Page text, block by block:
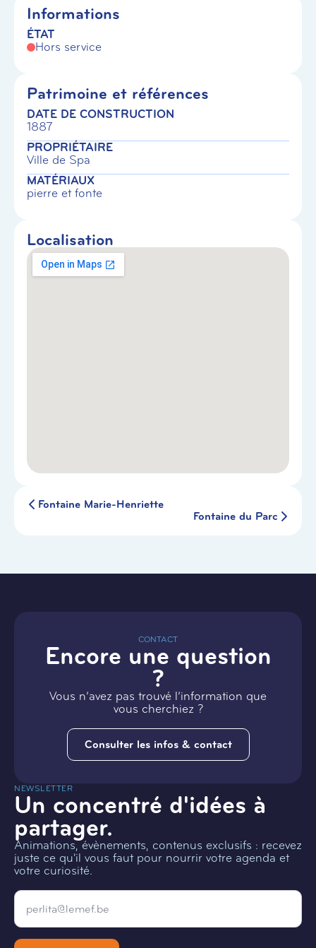
Informations
ÉTAT
Hors service
Patrimoine et références
DATE DE CONSTRUCTION
1887
PROPRIÉTAIRE
Ville de Spa
MATÉRIAUX
pierre et fonte
Localisation
Fontaine Marie-Henriette
Fontaine du Parc
CONTACT
Encore une question
?
Vous n’avez pas trouvé l’information que
vous cherchiez ?
Consulter les infos & contact
NEWSLETTER
Un concentré d'idées à
partager.
Animations, évènements, contenus exclusifs : recevez
juste ce qu'il vous faut pour nourrir votre agenda et
votre curiosité.
Email